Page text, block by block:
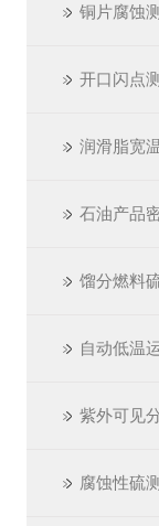
铜片腐蚀
开口闪点
润滑脂宽
石油产品
馏分燃料
自动低温
紫外可见
腐蚀性硫